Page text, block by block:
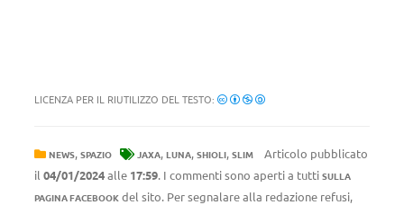
LICENZA PER IL RIUTILIZZO DEL TESTO:
NEWS, SPAZIO JAXA, LUNA, SHIOLI, SLIM
Articolo pubblicato
il 04/01/2024alle 17:59. I commenti sono aperti a tutti SULLA
PAGINA FACEBOOK del sito. Per segnalare alla redazione refusi,